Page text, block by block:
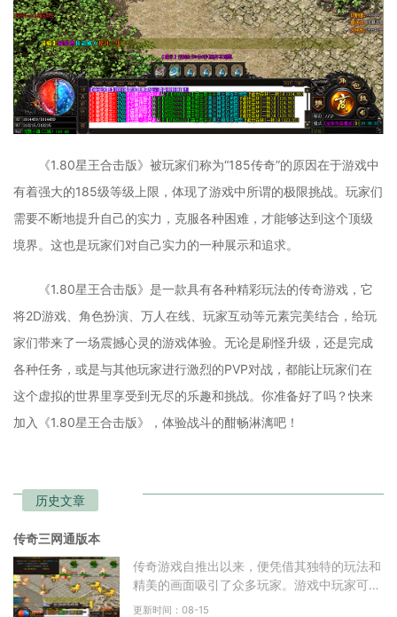
《1.80星王合击版》被玩家们称为“185传奇”的原因在于游戏中
有着强大的185级等级上限，体现了游戏中所谓的极限挑战。玩家们
需要不断地提升自己的实力，克服各种困难，才能够达到这个顶级
境界。这也是玩家们对自己实力的一种展示和追求。
《1.80星王合击版》是一款具有各种精彩玩法的传奇游戏，它
将2D游戏、角色扮演、万人在线、玩家互动等元素完美结合，给玩
家们带来了一场震撼心灵的游戏体验。无论是刷怪升级，还是完成
各种任务，或是与其他玩家进行激烈的PVP对战，都能让玩家们在
这个虚拟的世界里享受到无尽的乐趣和挑战。你准备好了吗？快来
加入《1.80星王合击版》，体验战斗的酣畅淋漓吧！
历史文章
传奇三网通版本
传奇游戏自推出以来，便凭借其独特的玩法和
精美的画面吸引了众多玩家。游戏中玩家可以
选择不同的职业，进行角色扮演。在传奇三网
更新时间：08-15